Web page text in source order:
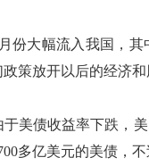
大幅流入我国，其
策放开以后的经济和
债收益率下跌，美
多亿美元的美债，